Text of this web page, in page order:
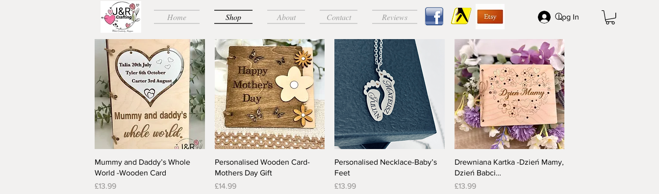
Log In
Home Shop About Contact Reviews
Quick View
Mummy and Daddy’s Whole
World -Wooden Card
Price
£13.99
Quick View
Personalised Wooden Card-
Mothers Day Gift
Price
£14.99
Quick View
Personalised Necklace-Baby’s
Feet
Price
£13.99
Quick View
Drewniana Kartka -Dzień Mamy,
Dzień Babci…
Price
£13.99